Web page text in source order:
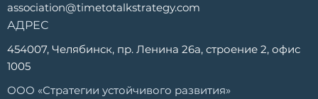
association@timetotalkstrategy.com
АДРЕС
454007, Челябинск, пр. Ленина 26а, строение 2, офис
1005
ООО «Стратегии устойчивого развития»